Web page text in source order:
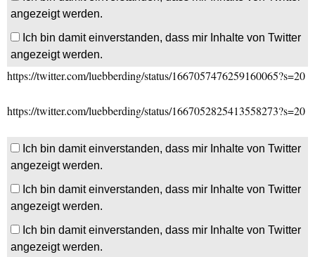
angezeigt werden.
Ich bin damit einverstanden, dass mir Inhalte von Twitter
angezeigt werden.
https://twitter.com/luebberding/status/1667057476259160065?s=20
https://twitter.com/luebberding/status/1667052825413558273?s=20
Ich bin damit einverstanden, dass mir Inhalte von Twitter
angezeigt werden.
Ich bin damit einverstanden, dass mir Inhalte von Twitter
angezeigt werden.
Ich bin damit einverstanden, dass mir Inhalte von Twitter
angezeigt werden.